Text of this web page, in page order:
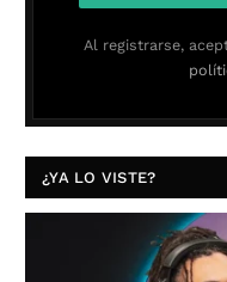
Al registrarse,
¿YA LO VISTE?